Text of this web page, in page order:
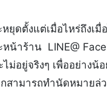
ดตั้งแต่เมื่อไหร่ถึงเมื่
น้าร้าน LINE@
อยู่จริงๆ เพื่ออย่างน้
สามารถทำนัดหมายล่